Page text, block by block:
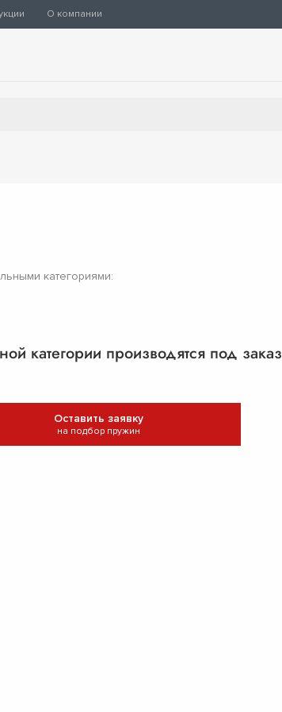
О компании
категориями:
категории производятся под заказ
Оставить заявку
на подбор пружин